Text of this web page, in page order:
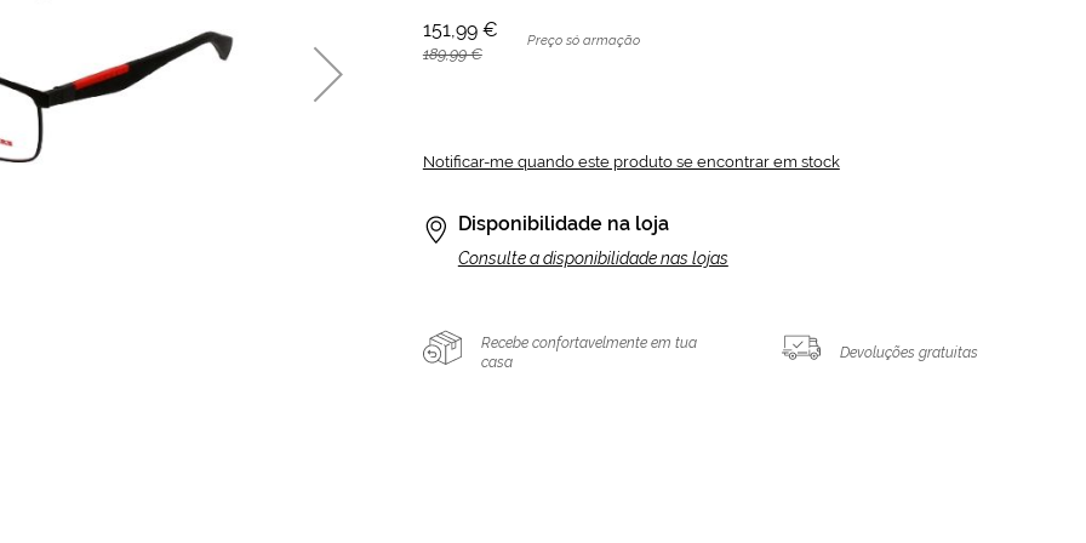
151,99 €
189,99 €
Preço só armação
Notificar-me quando este produto se encontrar em stock
Disponibilidade na loja
Consulte a disponibilidade nas lojas
Recebe confortavelmente em tua
casa
Devoluções gratuitas